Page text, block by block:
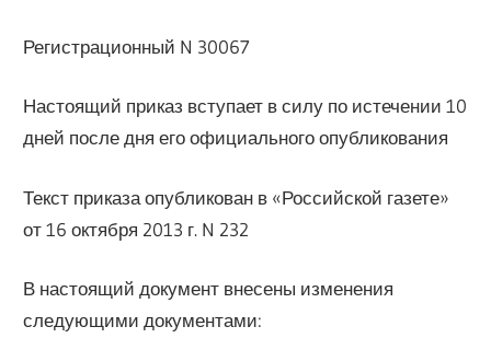
Регистрационный N 30067
Настоящий приказ вступает в силу по истечении 10
дней после дня его официального опубликования
Текст приказа опубликован в «Российской газете»
от 16 октября 2013 г. N 232
В настоящий документ внесены изменения
следующими документами: